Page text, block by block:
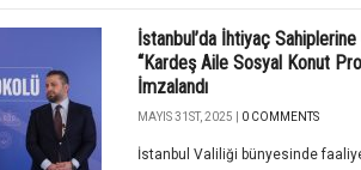
İstanbul’da İhtiyaç
“Kardeş Aile Sosyal Konut
İmzalandı
MAYIS 31ST, 2025 | 0 COMMENTS
İstanbul Valiliği bünyesinde